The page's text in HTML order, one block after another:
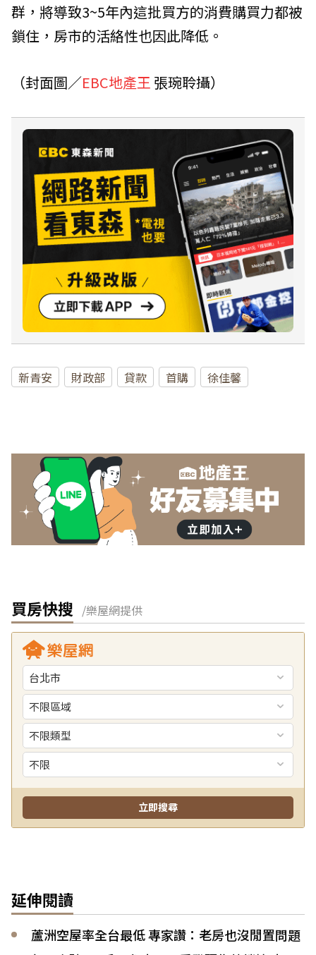
群，將導致3~5年內這批買方的消費購買力都被
鎖住，房市的活絡性也因此降低。
（封面圖／EBC地產王 張琬聆攝）
新青安 財政部 貸款 首購 徐佳馨
買房快搜 /樂屋網提供
延伸閱讀
蘆洲空屋率全台最低 專家讚：老房也沒閒置問題